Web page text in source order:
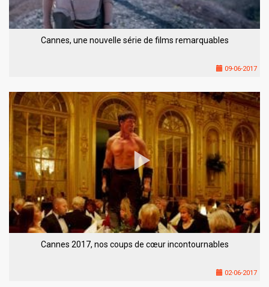
Cannes, une nouvelle série de films remarquables
09-06-2017
Cannes 2017, nos coups de cœur incontournables
02-06-2017